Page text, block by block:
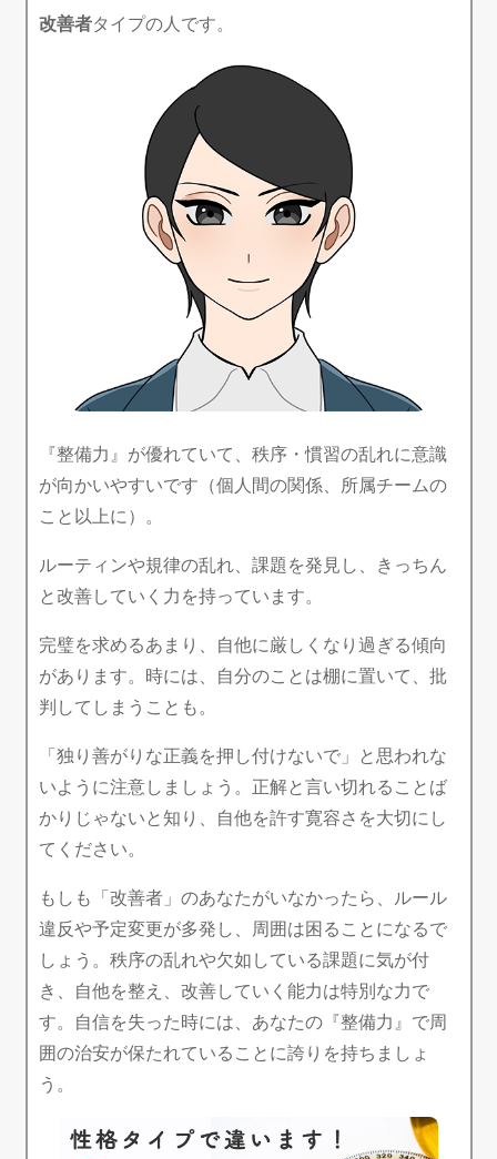
改善者タイプの人です。
『整備力』が優れていて、秩序・慣習の乱れに意識
が向かいやすいです（個人間の関係、所属チームの
こと以上に）。
ルーティンや規律の乱れ、課題を発見し、きっちん
と改善していく力を持っています。
完璧を求めるあまり、自他に厳しくなり過ぎる傾向
があります。時には、自分のことは棚に置いて、批
判してしまうことも。
「独り善がりな正義を押し付けないで」と思われな
いように注意しましょう。正解と言い切れることば
かりじゃないと知り、自他を許す寛容さを大切にし
てください。
もしも「改善者」のあなたがいなかったら、ルール
違反や予定変更が多発し、周囲は困ることになるで
しょう。秩序の乱れや欠如している課題に気が付
き、自他を整え、改善していく能力は特別な力で
す。自信を失った時には、あなたの『整備力』で周
囲の治安が保たれていることに誇りを持ちましょ
う。